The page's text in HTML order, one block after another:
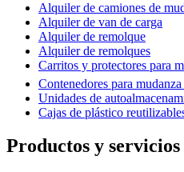
Alquiler de camiones de
Alquiler de van de carga
Alquiler de remolque
Alquiler de remolques
Carritos y protectores para
Contenedores para
Unidades de
Cajas de plástico
Productos y servicios